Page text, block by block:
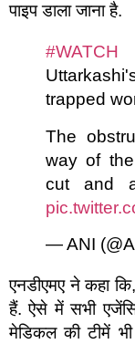
पाइप डाला जाना है.
#WATCH
trapped
The
way of
cut and
— ANI
एनडीएमए ने कहा
हैं. ऐसे में सभी
मेडिकल की टीमें